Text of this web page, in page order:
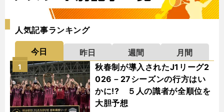
人気記事ランキング
今日 昨日 週間
月間
秋春制が導入されたJ1リーグ2
026－27シーズンの行方はい
かに!? ５人の識者が全順位を
大胆予想
1